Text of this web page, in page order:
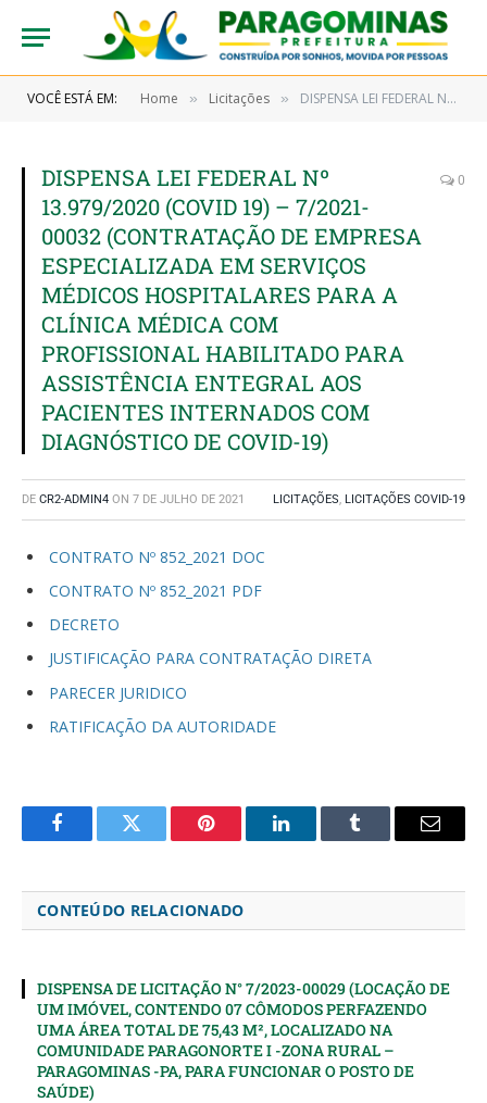
VOCÊ ESTÁ EM: Home » Licitações » DISPENSA LEI FEDERAL Nº 13.979/2020 (COVID 19) – 7/2021-00032 (CONTRATAÇÃO DE EMPRESA ESPECIALIZADA EM SERVIÇOS MÉDICOS HOSPITALARES PARA A CLÍNICA MÉDICA COM PROFISSIONAL HABILITADO PARA ASSISTÊNCIA ENTEGRAL AOS PACIENTES INTERNADOS COM DIAGNÓSTICO DE COVID-19)
DISPENSA LEI FEDERAL Nº
13.979/2020 (COVID 19) – 7/2021-
00032 (CONTRATAÇÃO DE EMPRESA
ESPECIALIZADA EM SERVIÇOS
MÉDICOS HOSPITALARES PARA A
CLÍNICA MÉDICA COM
PROFISSIONAL HABILITADO PARA
ASSISTÊNCIA ENTEGRAL AOS
PACIENTES INTERNADOS COM
DIAGNÓSTICO DE COVID-19)
0
DE CR2-ADMIN4 ON 7 DE JULHO DE 2021 LICITAÇÕES, LICITAÇÕES COVID-19
CONTRATO Nº 852_2021 DOC
CONTRATO Nº 852_2021 PDF
DECRETO
JUSTIFICAÇÃO PARA CONTRATAÇÃO DIRETA
PARECER JURIDICO
RATIFICAÇÃO DA AUTORIDADE
FacebookTwitter Pinterest LinkedInTumblr Email
CONTEÚDO RELACIONADO
DISPENSA DE LICITAÇÃO N° 7/2023-00029 (LOCAÇÃO DE
UM IMÓVEL, CONTENDO 07 CÔMODOS PERFAZENDO
UMA ÁREA TOTAL DE 75,43 M², LOCALIZADO NA
COMUNIDADE PARAGONORTE I -ZONA RURAL –
PARAGOMINAS -PA, PARA FUNCIONAR O POSTO DE
SAÚDE)